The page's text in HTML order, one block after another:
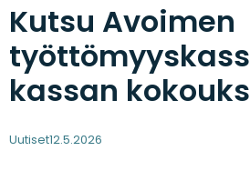
Kutsu Avoimen
kassan
Uutiset12.5.2026